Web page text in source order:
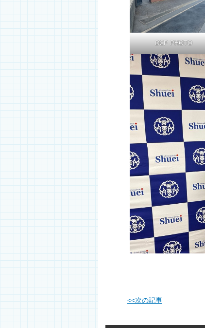
DCP PHOTO
<<次の記事